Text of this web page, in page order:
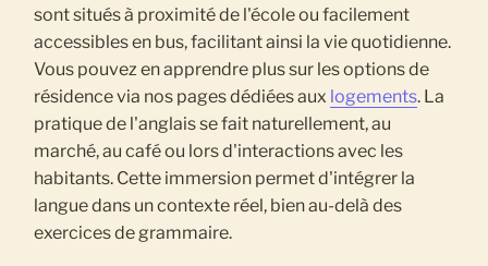
sont situés à proximité de l'école ou facilement
accessibles en bus, facilitant ainsi la vie quotidienne.
Vous pouvez en apprendre plus sur les options de
résidence via nos pages dédiées aux logements. La
pratique de l'anglais se fait naturellement, au
marché, au café ou lors d'interactions avec les
habitants. Cette immersion permet d'intégrer la
langue dans un contexte réel, bien au-delà des
exercices de grammaire.